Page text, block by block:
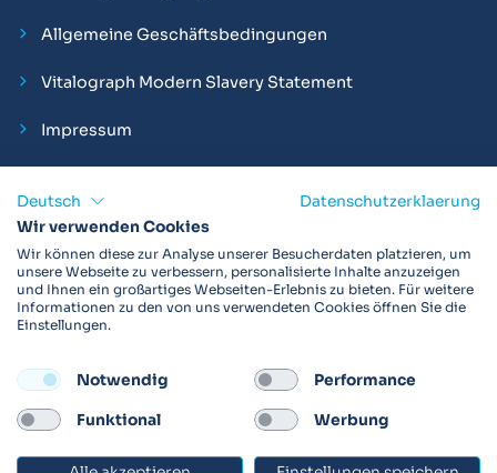
Allgemeine Geschäftsbedingungen
Vitalograph Modern Slavery Statement
Impressum
Vitalograph ist ein internationaler Hersteller von Spirometern,
EKGs und Bakterien-Viren-Filtern zur sicheren
Lungenfunktionsdiagnostik. Darüber hinaus sind wir weltweit
als Technologie- und Service-Provider für klinische
FOLLOW
Deutsch
Datenschutzerklaerung
Wir verwenden Cookies
Wir können diese zur Analyse unserer Besucherdaten platzieren, um
unsere Webseite zu verbessern, personalisierte Inhalte anzuzeigen
und Ihnen ein großartiges Webseiten-Erlebnis zu bieten. Für weitere
Informationen zu den von uns verwendeten Cookies öffnen Sie die
Einstellungen.
Notwendig Performance
Funktional Werbung